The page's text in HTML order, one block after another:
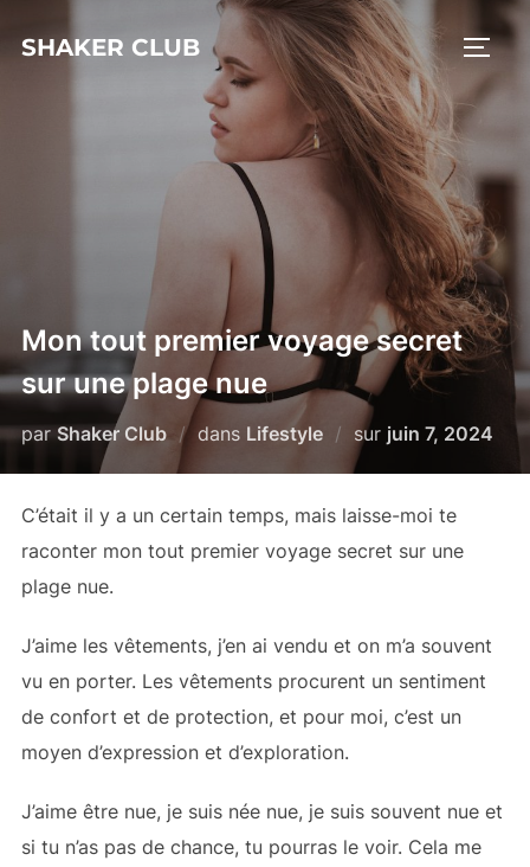
SHAKER CLUB
Mon tout premier voyage secret
sur une plage nue
par Shaker Club dans Lifestyle sur Publié
juin 7, 2024
C’était il y a un certain temps, mais laisse-moi te
raconter mon tout premier voyage secret sur une
plage nue.
J’aime les vêtements, j’en ai vendu et on m’a souvent
vu en porter. Les vêtements procurent un sentiment
de confort et de protection, et pour moi, c’est un
moyen d’expression et d’exploration.
J’aime être nue, je suis née nue, je suis souvent nue et
si tu n’as pas de chance, tu pourras le voir. Cela me